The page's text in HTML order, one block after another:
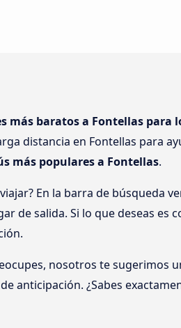
más baratos a Fontellas para
distancia en Fontellas para
más populares a Fontellas.
En la barra de búsqueda
de salida. Si lo que deseas es
nosotros te sugerimos
anticipación. ¿Sabes